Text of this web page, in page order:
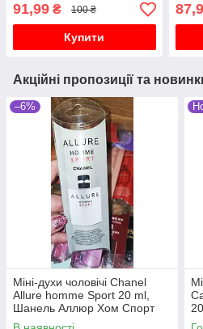
91,99 ₴ 100 ₴
Купити
Акційні пропозиції та
–6%
Міні-духи чоловічі Chanel
Allure homme Sport 20 ml,
Шанель Аллюр Хом Спорт